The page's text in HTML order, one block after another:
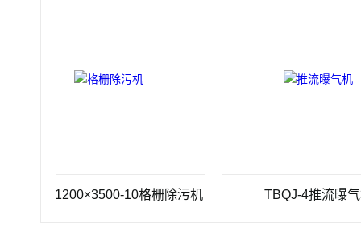
1200×3500-10格栅除污机 TBQJ-4推流曝气机